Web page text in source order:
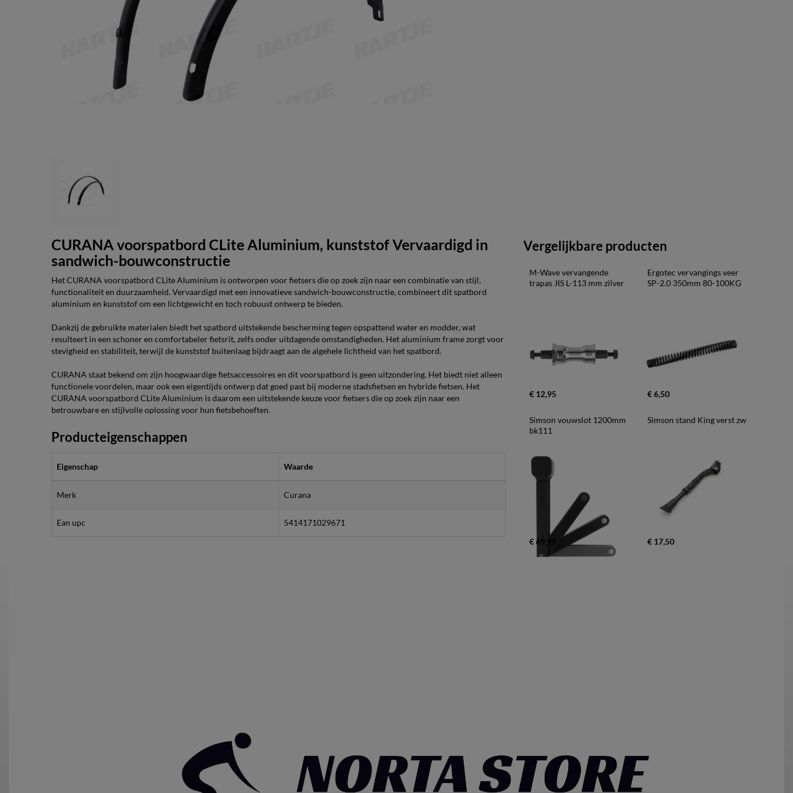
CURANA voorspatbord CLite Aluminium, kunststof Vervaardigd in
sandwich-bouwconstructie
Het CURANA voorspatbord CLite Aluminium is ontworpen voor fietsers die op zoek zijn naar een combinatie van stijl,
functionaliteit en duurzaamheid. Vervaardigd met een innovatieve sandwich-bouwconstructie, combineert dit spatbord
aluminium en kunststof om een lichtgewicht en toch robuust ontwerp te bieden.
Dankzij de gebruikte materialen biedt het spatbord uitstekende bescherming tegen opspattend water en modder, wat
resulteert in een schoner en comfortabeler fietsrit, zelfs onder uitdagende omstandigheden. Het aluminium frame zorgt voor
stevigheid en stabiliteit, terwijl de kunststof buitenlaag bijdraagt aan de algehele lichtheid van het spatbord.
CURANA staat bekend om zijn hoogwaardige fietsaccessoires en dit voorspatbord is geen uitzondering. Het biedt niet alleen
functionele voordelen, maar ook een eigentijds ontwerp dat goed past bij moderne stadsfietsen en hybride fietsen. Het
CURANA voorspatbord CLite Aluminium is daarom een uitstekende keuze voor fietsers die op zoek zijn naar een
betrouwbare en stijlvolle oplossing voor hun fietsbehoeften.
Producteigenschappen
Eigenschap Waarde
Merk Curana
Ean upc 5414171029671
Vergelijkbare producten
M-Wave vervangende
trapas JIS L-113 mm zilver
€ 12,95
Ergotec vervangings veer
SP-2.0 350mm 80-100KG
€ 6,50
Simson vouwslot 1200mm
bk111
€ 69,95
Simson stand King verst zw
€ 17,50